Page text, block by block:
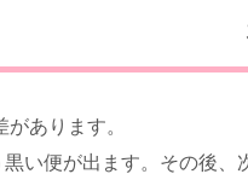
あります。
い便が出ます。その後、